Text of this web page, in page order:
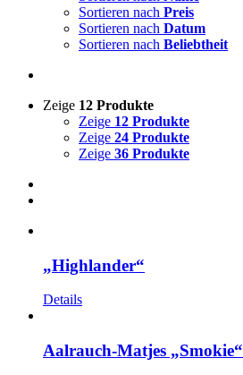
Sortieren nach Preis
Sortieren nach Datum
Sortieren nach Beliebtheit
Zeige 12 Produkte
Zeige 12 Produkte
Zeige 24 Produkte
Zeige 36 Produkte
„Highlander“
Details
Aalrauch-Matjes „Smokie“